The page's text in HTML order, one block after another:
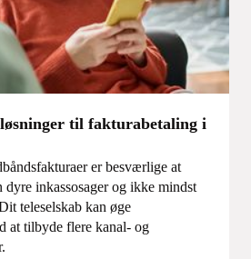
til fakturabetaling i
er besværlige at
dyre inkassosager og ikke mindst
teleselskab kan øge
at tilbyde flere kanal- og